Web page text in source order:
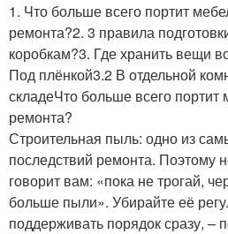
1. Что больше всего портит
ремонта?2. 3 правила
коробкам?3. Где хранить вещи
Под плёнкой3.2 В отдельной
складеЧто больше всего
ремонта?
Строительная пыль: одно из
последствий ремонта. Поэтому
говорит вам: «пока не трогай,
больше пыли». Убирайте её
поддерживать порядок сразу, –